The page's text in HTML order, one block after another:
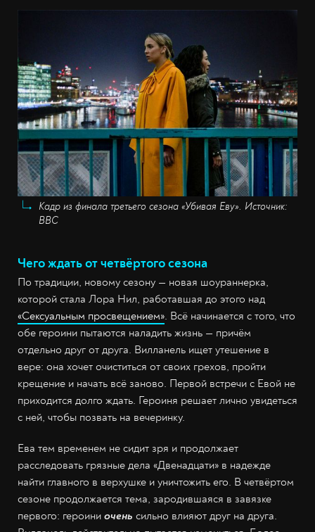
Кадр из финала третьего сезона «Убивая Еву». Источник:
BBC
Чего ждать от четвёртого сезона
По традиции, новому сезону — новая шоураннерка,
которой стала Лора Нил, работавшая до этого над
«Сексуальным просвещением». Всё начинается с того, что
обе героини пытаются наладить жизнь — причём
отдельно друг от друга. Вилланель ищет утешение в
вере: она хочет очиститься от своих грехов, пройти
крещение и начать всё заново. Первой встречи с Евой не
приходится долго ждать. Героиня решает лично увидеться
с ней, чтобы позвать на вечеринку.
Ева тем временем не сидит зря и продолжает
расследовать грязные дела «Двенадцати» в надежде
найти главного в верхушке и уничтожить его. В четвёртом
сезоне продолжается тема, зародившаяся в завязке
первого: героини очень сильно влияют друг на друга.